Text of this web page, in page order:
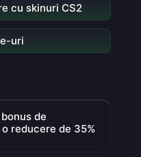
cu skinuri CS2
uri
de
reducere de 35%